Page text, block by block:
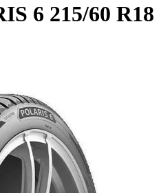
6 215/60 R18